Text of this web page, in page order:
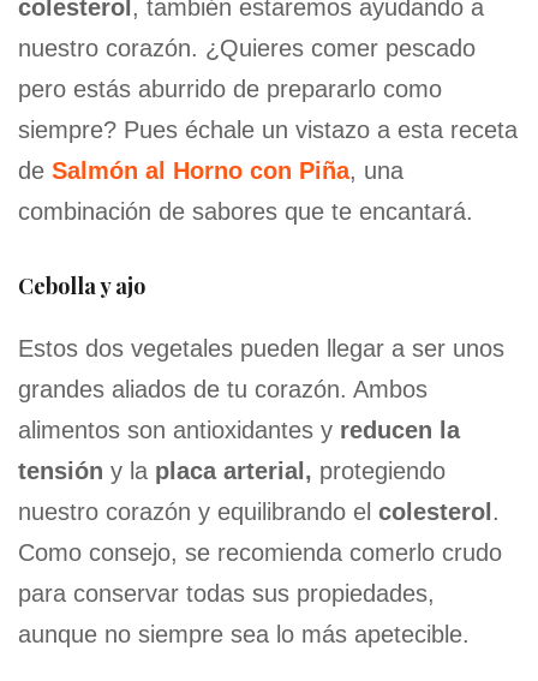
colesterol , también estaremos ayudando a
nuestro corazón. ¿Quieres comer pescado
pero estás aburrido de prepararlo como
siempre? Pues échale un vistazo a esta receta
de Salmón al Horno con Piña, una
combinación de sabores que te encantará.
Cebolla y ajo
Estos dos vegetales pueden llegar a ser unos
grandes aliados de tu corazón. Ambos
alimentos son antioxidantes y reducen la
tensión y la placa arterial, protegiendo
nuestro corazón y equilibrando el colesterol .
Como consejo, se recomienda comerlo crudo
para conservar todas sus propiedades,
aunque no siempre sea lo más apetecible.